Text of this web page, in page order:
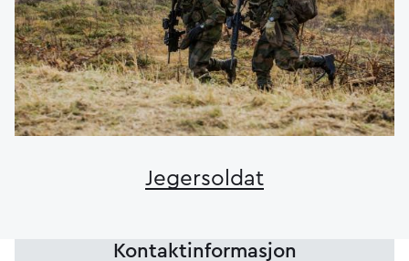
Jegersoldat
Kontaktinformasjon